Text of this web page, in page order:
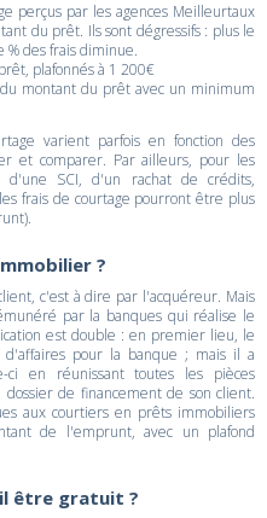
perçus par les agences Meilleurtaux
du prêt. Ils sont dégressifs : plus le
des frais diminue.
plafonnés à 1 200€
montant du prêt avec un minimum
varient parfois en fonction des
et comparer. Par ailleurs, pour les
d'une SCI, d'un rachat de crédits,
frais de courtage pourront être plus
?
c'est à dire par l'acquéreur. Mais
par la banques qui réalise le
est double : en premier lieu, le
pour la banque ; mais il a
en réunissant toutes les pièces
dossier de financement de son client.
aux courtiers en prêts immobiliers
de l'emprunt, avec un plafond
être gratuit ?